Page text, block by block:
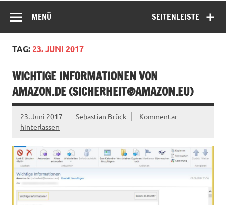
SEITENLEISTE
MENÜ
TAG:23. JUNI 2017
WICHTIGE INFORMATIONEN VON
AMAZON.DE (SICHERHEIT@AMAZON.EU)
23. Juni 2017 Sebastian Brück
Kommentar
hinterlassen